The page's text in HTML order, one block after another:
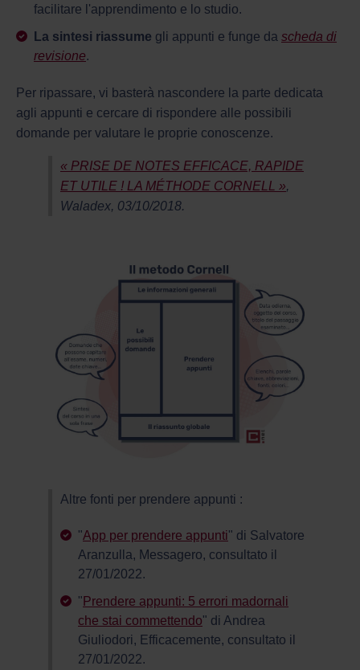
facilitare l'apprendimento e lo studio.
La sintesi riassume gli appunti e funge da scheda di
revisione.
Per ripassare, vi basterà nascondere la parte dedicata
agli appunti e cercare di rispondere alle possibili
domande per valutare le proprie conoscenze.
« PRISE DE NOTES EFFICACE, RAPIDE
ET UTILE ! LA MÉTHODE CORNELL »,
Waladex, 03/10/2018.
Altre fonti per prendere appunti :
"App per prendere appunti" di Salvatore
Aranzulla, Messagero, consultato il
27/01/2022.
" Prendere appunti: 5 errori madornali
che stai commettendo" di Andrea
Giuliodori, Efficacemente, consultato il
27/01/2022.